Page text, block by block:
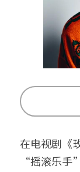
在电视剧《
“摇滚乐手